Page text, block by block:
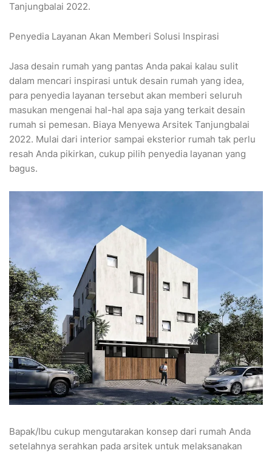
Tanjungbalai 2022.
Penyedia Layanan Akan Memberi Solusi Inspirasi
Jasa desain rumah yang pantas Anda pakai kalau sulit
dalam mencari inspirasi untuk desain rumah yang idea,
para penyedia layanan tersebut akan memberi seluruh
masukan mengenai hal-hal apa saja yang terkait desain
rumah si pemesan. Biaya Menyewa Arsitek Tanjungbalai
2022. Mulai dari interior sampai eksterior rumah tak perlu
resah Anda pikirkan, cukup pilih penyedia layanan yang
bagus.
Bapak/Ibu cukup mengutarakan konsep dari rumah Anda
setelahnya serahkan pada arsitek untuk melaksanakan